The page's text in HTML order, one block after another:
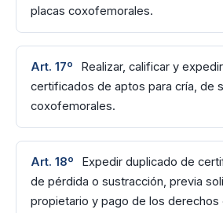
placas coxofemorales.
Art. 17º
Realizar, calificar y
certificados de aptos para cría, de
coxofemorales.
Art. 18º
Expedir duplicado de
de pérdida o sustracción, previa
propietario y pago de los derechos